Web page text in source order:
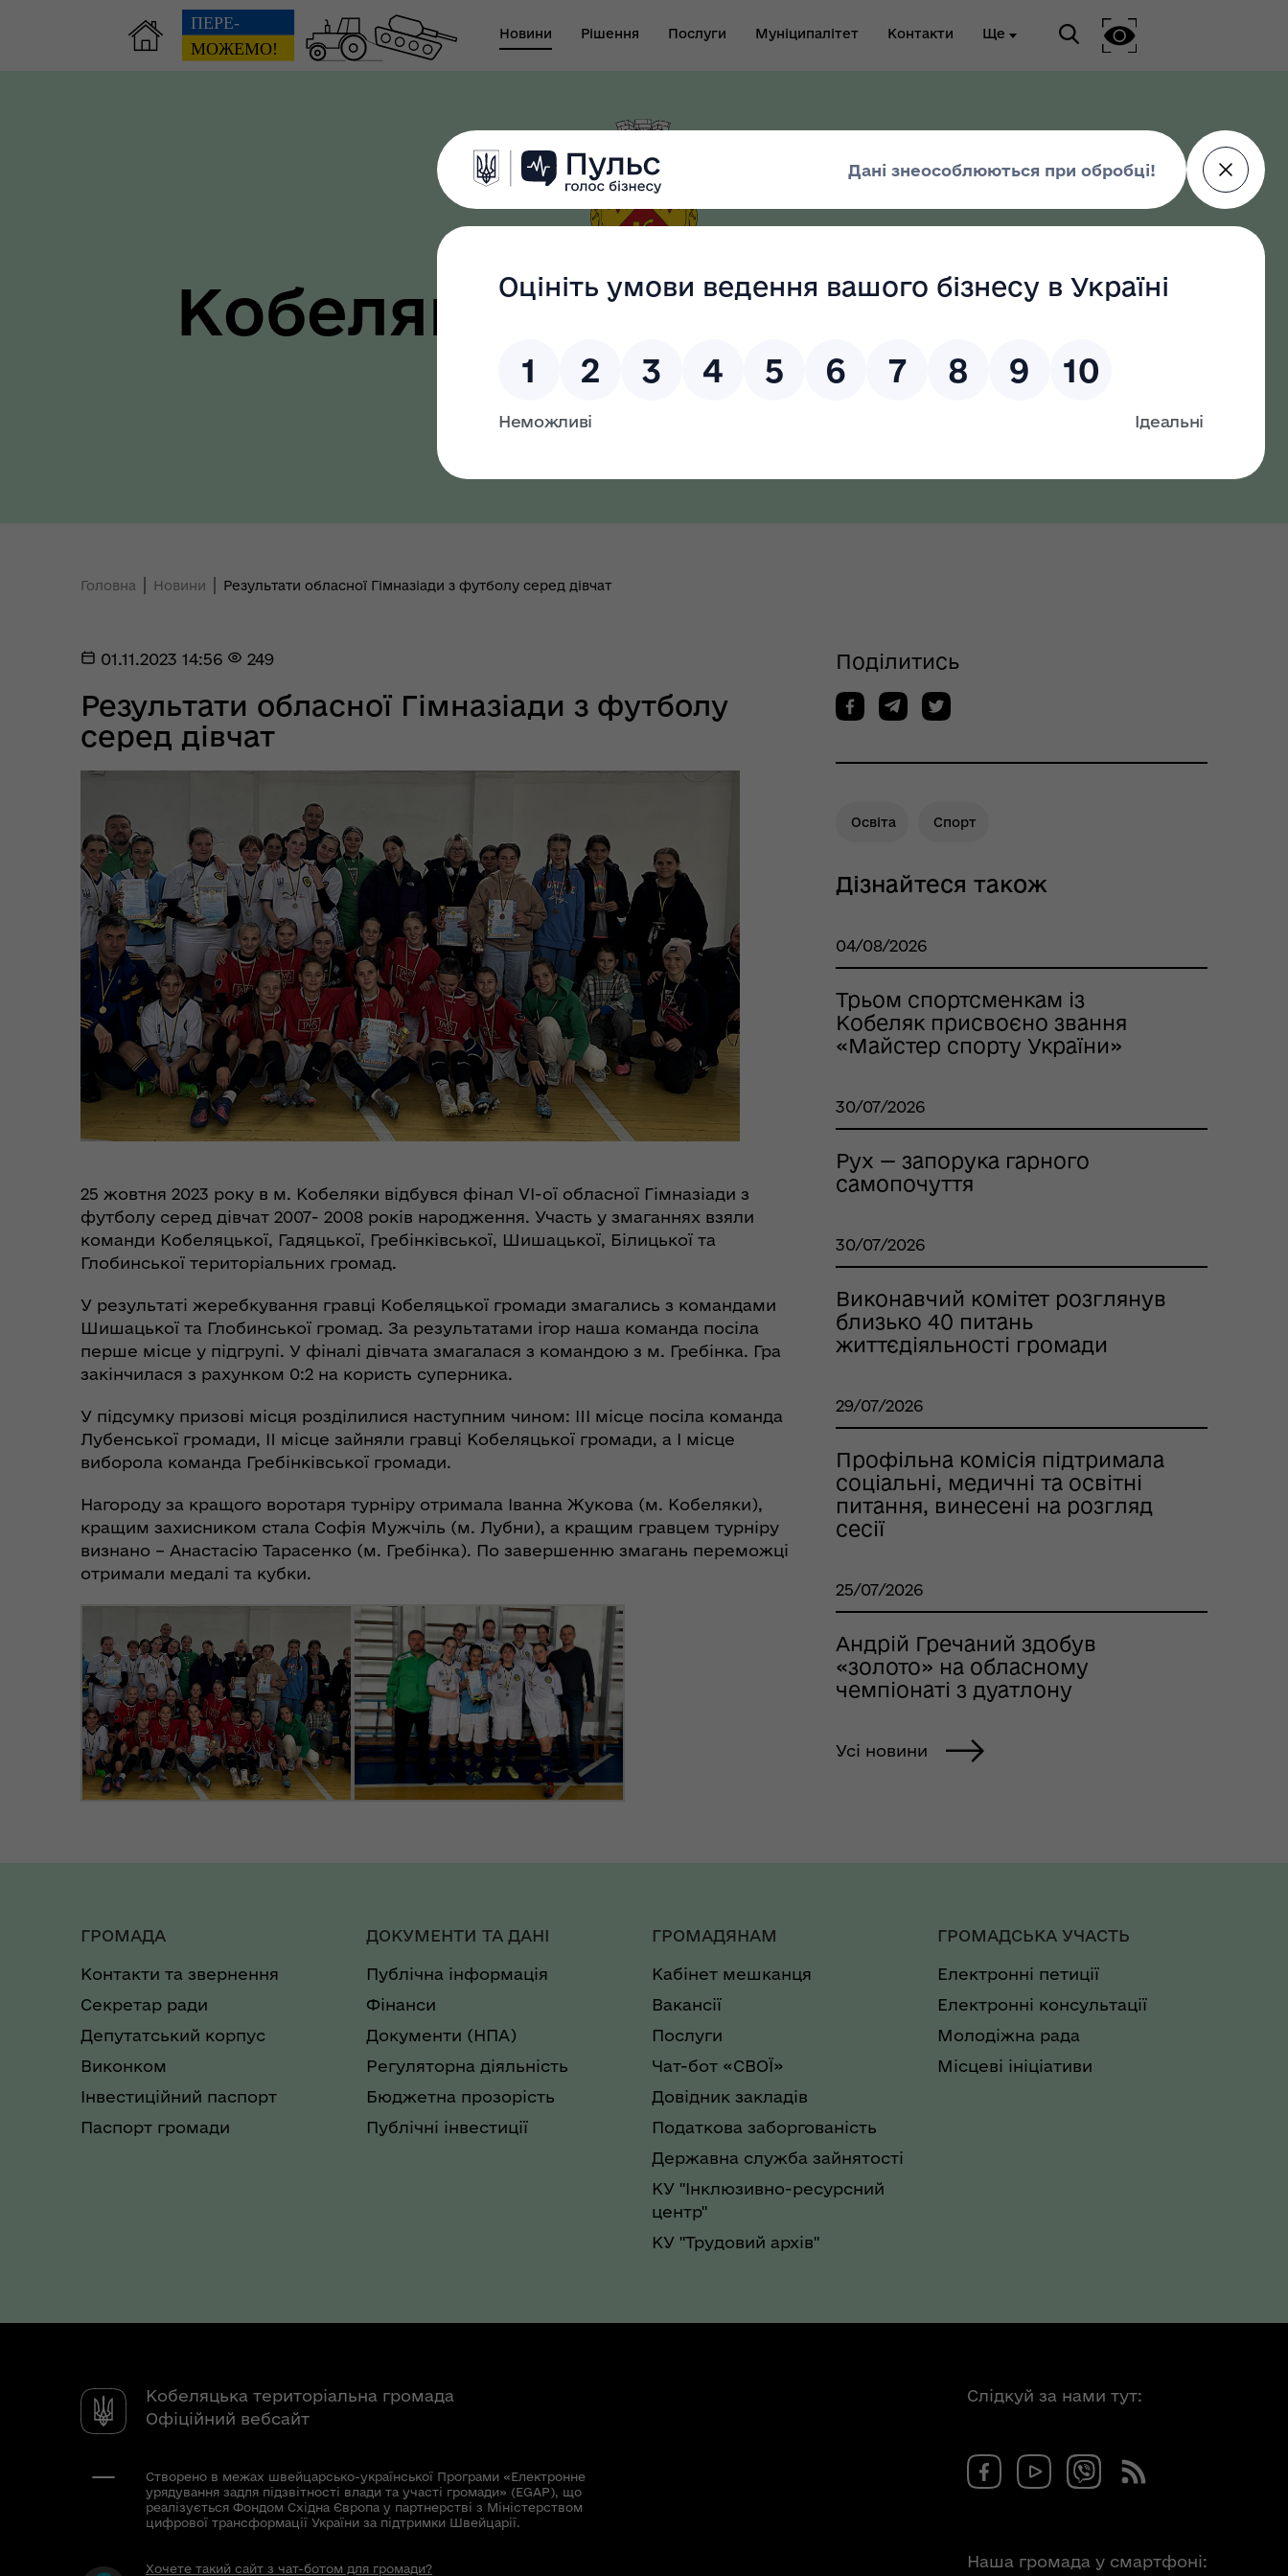
Новини Рішення Послуги Муніципалітет Контакти Ще
Ради України з прав людини у
єВідновлення
Пункти незламності та
укриття
небезпечних подіях та
надзвичайних ситуаціях
Звіт виконуючого
повноваження міського
голови-секретаря міської
програма ментального
Центр життєстійкості
Кобеляцької громади
Безоплатна правнича
допомога
питань поводження з
військовополоненими
(КШППВ)
Кобеляцька територіальна
громада
Головна Новини Результати обласної Гімназіади з футболу серед дівчат
01.11.2023 14:56 249
Результати обласної Гімназіади з футболу
серед дівчат
25 жовтня 2023 року в м. Кобеляки відбувся фінал VI-ої обласної Гімназіади з
футболу серед дівчат 2007- 2008 років народження. Участь у змаганнях взяли
команди Кобеляцької, Гадяцької, Гребінківської, Шишацької, Білицької та
Глобинської територіальних громад.
У результаті жеребкування гравці Кобеляцької громади змагались з командами
Шишацької та Глобинської громад. За результатами ігор наша команда посіла
перше місце у підгрупі. У фіналі дівчата змагалася з командою з м. Гребінка. Гра
закінчилася з рахунком 0:2 на користь суперника.
У підсумку призові місця розділилися наступним чином: III місце посіла команда
Лубенської громади, II місце зайняли гравці Кобеляцької громади, а I місце
виборола команда Гребінківської громади.
Нагороду за кращого воротаря турніру отримала Іванна Жукова (м. Кобеляки),
кращим захисником стала Софія Мужчіль (м. Лубни), а кращим гравцем турніру
визнано – Анастасію Тарасенко (м. Гребінка). По завершенню змагань переможці
отримали медалі та кубки.
Поділитись
Освіта Спорт
Дізнайтеся також
04/08/2026
Трьом спортсменкам із
Кобеляк присвоєно звання
«Майстер спорту України»
30/07/2026
Рух — запорука гарного
самопочуття
30/07/2026
Виконавчий комітет розглянув
близько 40 питань
життєдіяльності громади
29/07/2026
Профільна комісія підтримала
соціальні, медичні та освітні
питання, винесені на розгляд
сесії
25/07/2026
Андрій Гречаний здобув
«золото» на обласному
чемпіонаті з дуатлону
Усі новини
ГРОМАДА
Контакти та звернення
Секретар ради
Депутатський корпус
Виконком
Інвестиційний паспорт
Паспорт громади
ДОКУМЕНТИ ТА ДАНІ
Публічна інформація
Фінанси
Документи (НПА)
Регуляторна діяльність
Бюджетна прозорість
Публічні інвестиції
ГРОМАДЯНАМ
Кабінет мешканця
Вакансії
Послуги
Чат-бот «СВОЇ»
Довідник закладів
Податкова заборгованість
Державна служба зайнятості
КУ "Інклюзивно-ресурсний
центр"
КУ "Трудовий архів"
ГРОМАДСЬКА УЧАСТЬ
Електронні петиції
Електронні консультації
Молодіжна рада
Місцеві ініціативи
Кобеляцька територіальна громада
Офіційний вебсайт
Створено в межах швейцарсько-української Програми «Електронне
урядування задля підзвітності влади та участі громади» (EGAP), що
реалізується Фондом Східна Європа у партнерстві з Міністерством
цифрової трансформації України за підтримки Швейцарії.
Хочете такий сайт з чат-ботом для громади?
Слідкуй за нами тут:
Наша громада у смартфоні: